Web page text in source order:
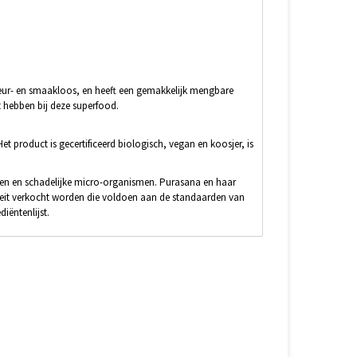
en smaakloos, en heeft een gemakkelijk mengbare
bij deze superfood.
product is gecertificeerd biologisch, vegan en koosjer, is
en schadelijke micro-organismen. Purasana en haar
verkocht worden die voldoen aan de standaarden van